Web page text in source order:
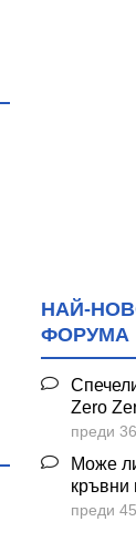
НАЙ-
ФОРУМА
Zero
преди
Може
кръвни
преди